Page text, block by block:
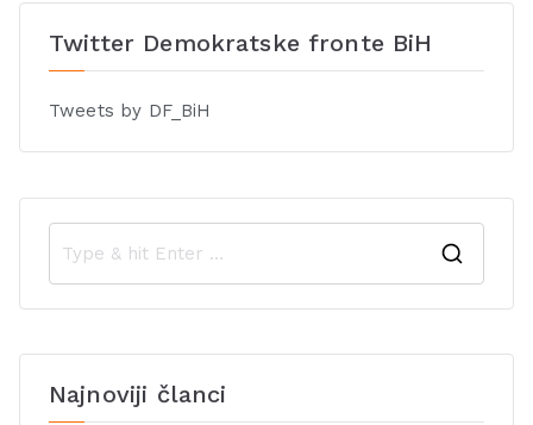
Twitter Demokratske fronte BiH
Tweets by DF_BiH
Najnoviji članci